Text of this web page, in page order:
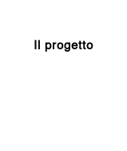
Il progetto